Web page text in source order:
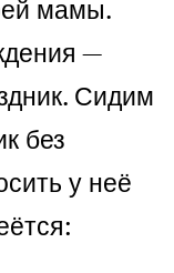
мамы.
—
Сидим
без
у неё